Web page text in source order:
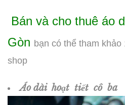
Bán và cho thuê áo
Gòn bạn có thể tham
shop
Áo dài hoạt tiết cô ba